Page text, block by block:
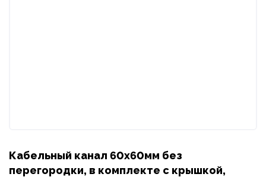
Кабельный канал 60x60мм без
перегородки, в комплекте с крышкой,